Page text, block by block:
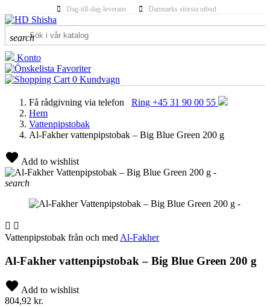
Dag-till-dag-leverans Danmarks största utbud
search
Konto
Favoriter
0 Kundvagn
Få rådgivning via telefon
Ring +45 31 90 00 55
Hem
Vattenpipstobak
Al-Fakher vattenpipstobak – Big Blue Green 200 g
Add to wishlist
search
 
Vattenpipstobak från och med Al-Fakher
Al-Fakher vattenpipstobak – Big Blue Green 200 g
Add to wishlist
804,92 kr.